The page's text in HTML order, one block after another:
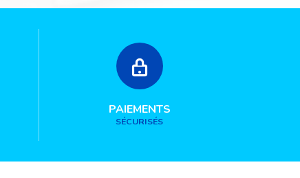
PAIEMENTS
SÉCURISÉS